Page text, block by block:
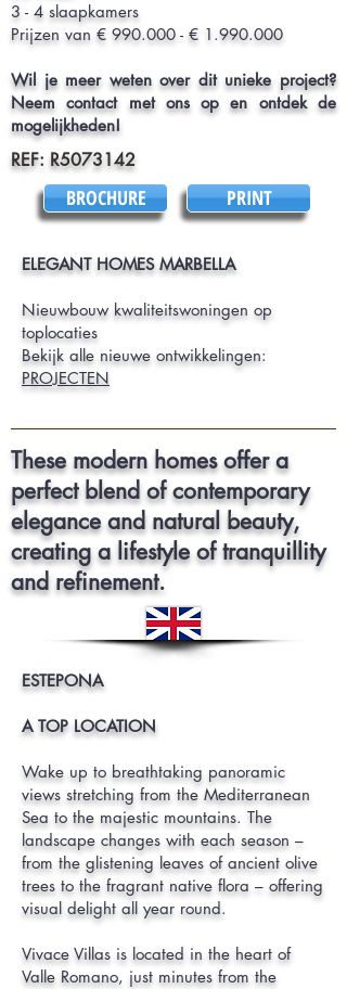
3 - 4 slaapkamers
Prijzen van € 990.000 - € 1.990.000
Wil je meer weten over dit unieke project?
Neem contact met ons op en ontdek de
mogelijkheden!
REF: R5073142
BROCHURE PRINT
ELEGANT HOMES MARBELLA
Nieuwbouw kwaliteitswoningen op
toplocaties
Bekijk alle nieuwe ontwikkelingen:
PROJECTEN
These modern homes offer a
perfect blend of contemporary
elegance and natural beauty,
creating a lifestyle of tranquillity
and refinement.
ESTEPONA
A TOP LOCATION
Wake up to breathtaking panoramic
views stretching from the Mediterranean
Sea to the majestic mountains. The
landscape changes with each season –
from the glistening leaves of ancient olive
trees to the fragrant native flora – offering
visual delight all year round.
Vivace Villas is located in the heart of
Valle Romano, just minutes from the